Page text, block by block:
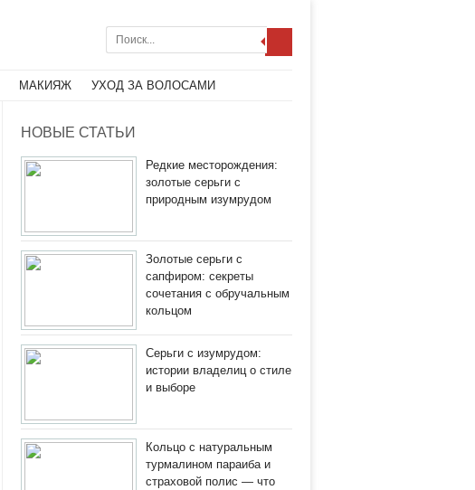
МАКИЯЖ УХОД ЗА ВОЛОСАМИ
НОВЫЕ СТАТЬИ
Редкие месторождения:
золотые серьги с
природным изумрудом
Золотые серьги с
сапфиром: секреты
сочетания с обручальным
кольцом
Серьги с изумрудом:
истории владелиц о стиле
и выборе
Кольцо с натуральным
турмалином параиба и
страховой полис — что